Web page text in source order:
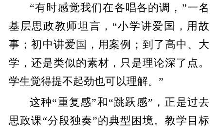
“有时感觉我们在各唱各的调，”一名
基层思政教师坦言，“小学讲爱国，用故
事；初中讲爱国，用案例；到了高中、大
学，还是类似的素材，只是理论深了点。
学生觉得提不起劲也可以理解。”
这种“重复感”和“跳跃感”，正是过去
思政课“分段独奏”的典型困境。教学目标